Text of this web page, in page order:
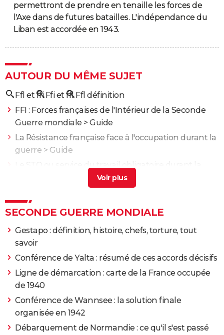
permettront de prendre en tenaille les forces de
l'Axe dans de futures batailles. L'indépendance du
Liban est accordée en 1943.
AUTOUR DU MÊME SUJET
Ffl et ffi Ffi et ffl Ffl définition
FFI : Forces françaises de l'Intérieur de la Seconde
Guerre mondiale > Guide
La Résistance française face à l'occupation durant la
guerre > Guide
SECONDE GUERRE MONDIALE
Gestapo : définition, histoire, chefs, torture, tout
savoir
Conférence de Yalta : résumé de ces accords décisifs
Ligne de démarcation : carte de la France occupée
de 1940
Conférence de Wannsee : la solution finale
organisée en 1942
Débarquement de Normandie : ce qu'il s'est passé